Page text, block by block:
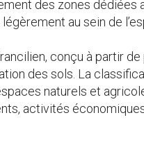
des zones dédiées
au sein de
conçu à partir
des sols. La
naturels et
activités